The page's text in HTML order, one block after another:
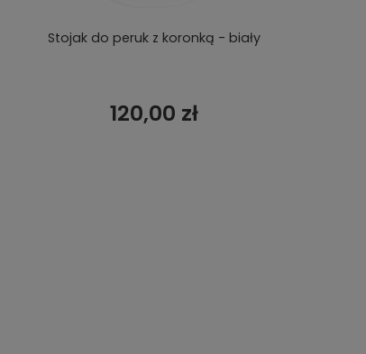
Stojak do peruk z koronką - biały
120,00 zł